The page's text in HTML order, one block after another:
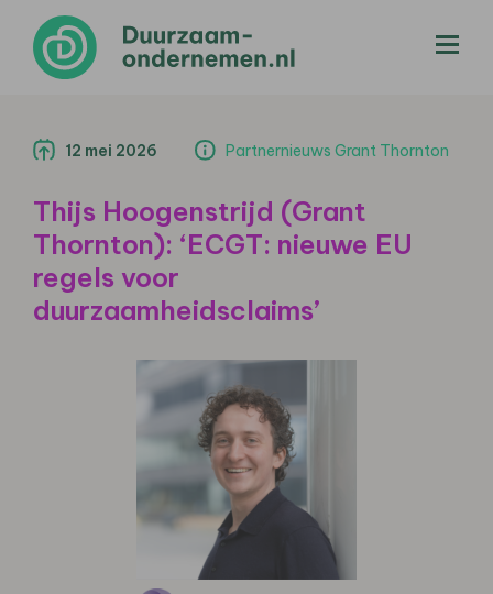
12 mei 2026 Partnernieuws Grant Thornton
Thijs Hoogenstrijd (Grant
Thornton): ‘ECGT: nieuwe EU
regels voor
duurzaamheidsclaims’